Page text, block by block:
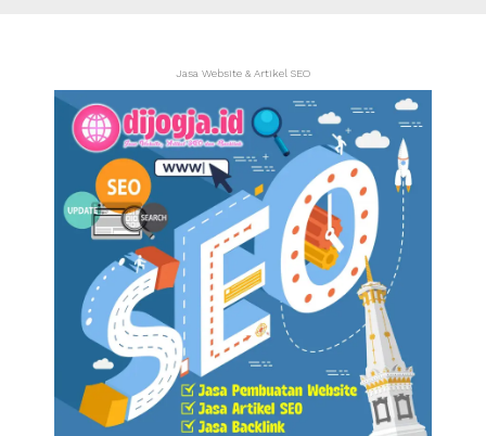
Jasa Website & Artikel SEO